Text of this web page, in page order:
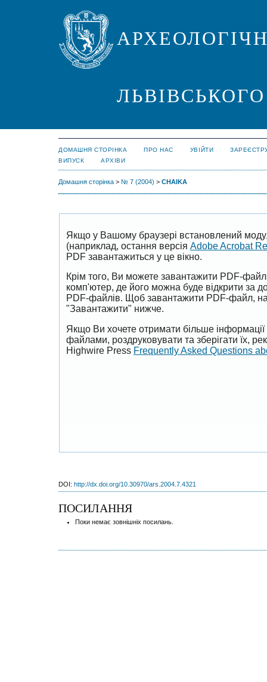
ДОМАШНЯ СТОРІНКА ПРО НАС УВІЙТИ
ВИПУСК
АРХІВИ
Домашня сторінка > № 7 (2004) > CHAIKA
Якщо у Вашому браузері встановлений
(наприклад, остання версія Adobe Acrobat
PDF завантажиться у це вікно.
Крім того, Ви можете завантажити PDF-
комп'ютер, де його можна буде відкрити за
PDF-файлів. Щоб завантажити PDF-файл,
"Завантажити" нижче.
Якщо Ви хочете отримати більше
файлами, роздруковувати та зберігати їх,
Highwire Press Frequently Asked Questions
DOI: http://dx.doi.org/10.30970/ars.2004.7.4321
ПОСИЛАННЯ
Поки немає зовнішніх посилань.